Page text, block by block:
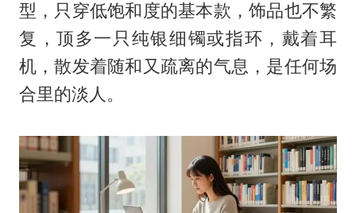
型，只穿低饱和度的基本款，饰品也不繁
复，顶多一只纯银细镯或指环，戴着耳
机，散发着随和又疏离的气息，是任何场
合里的淡人。